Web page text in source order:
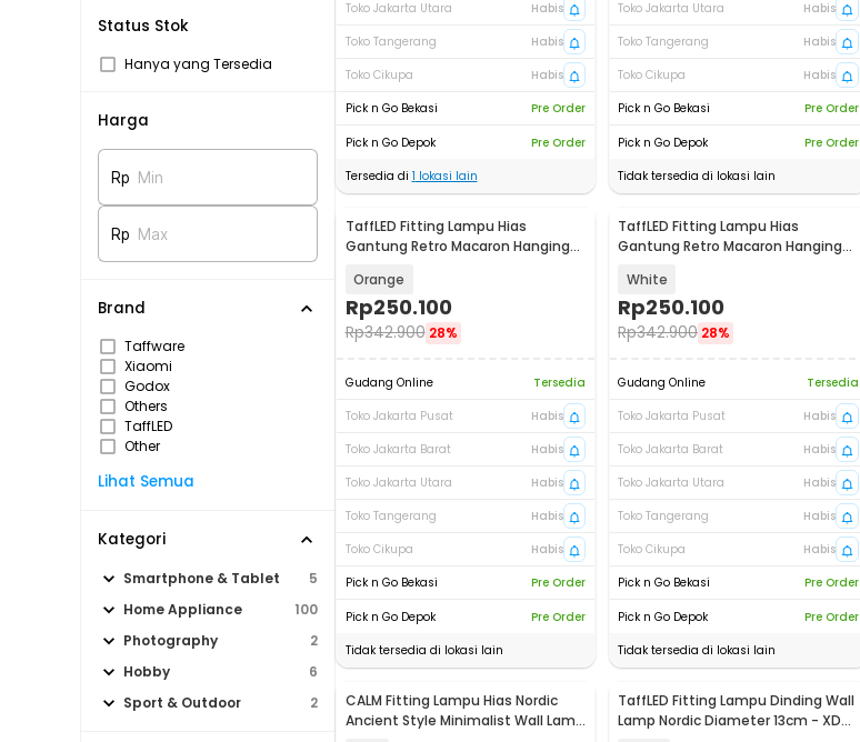
Status Stok
Hanya yang Tersedia
Harga
Rp Min
Rp Max
Brand
Taffware
Xiaomi
Godox
Others
TaffLED
Other
Lihat Semua
Kategori
Smartphone & Tablet
5
Home Appliance
100
Photography
2
Hobby
6
Sport & Outdoor
2
Toko Jakarta Utara
Habis
Toko Tangerang
Habis
Toko Cikupa
Habis
Pick n Go Bekasi
Pre Order
Pick n Go Depok
Pre Order
Tersedia di 1 lokasi lain
Toko Jakarta Utara
Habis
Toko Tangerang
Habis
Toko Cikupa
Habis
Pick n Go Bekasi
Pre Order
Pick n Go Depok
Pre Order
Tidak tersedia di lokasi lain
TaffLED Fitting Lampu Hias
Gantung Retro Macaron Hanging
Orange
Rp250.100
Rp342.900 28%
Gudang Online
Tersedia
Toko Jakarta Pusat
Habis
Toko Jakarta Barat
Habis
Toko Jakarta Utara
Habis
Toko Tangerang
Habis
Toko Cikupa
Habis
Pick n Go Bekasi
Pre Order
Pick n Go Depok
Pre Order
Tidak tersedia di lokasi lain
TaffLED Fitting Lampu Hias
Gantung Retro Macaron Hanging
White
Rp250.100
Rp342.900 28%
Gudang Online
Tersedia
Toko Jakarta Pusat
Habis
Toko Jakarta Barat
Habis
Toko Jakarta Utara
Habis
Toko Tangerang
Habis
Toko Cikupa
Habis
Pick n Go Bekasi
Pre Order
Pick n Go Depok
Pre Order
Tidak tersedia di lokasi lain
CALM Fitting Lampu Hias Nordic
Ancient Style Minimalist Wall Lamp
TaffLED Fitting Lampu Dinding Wall
Lamp Nordic Diameter 13cm - XD-